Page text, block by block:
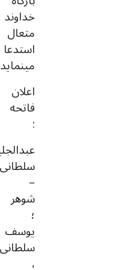
خداوند
متعال
استدعا
اعلان
فاتحه
:
–
شوهر
؛
یوسف
،